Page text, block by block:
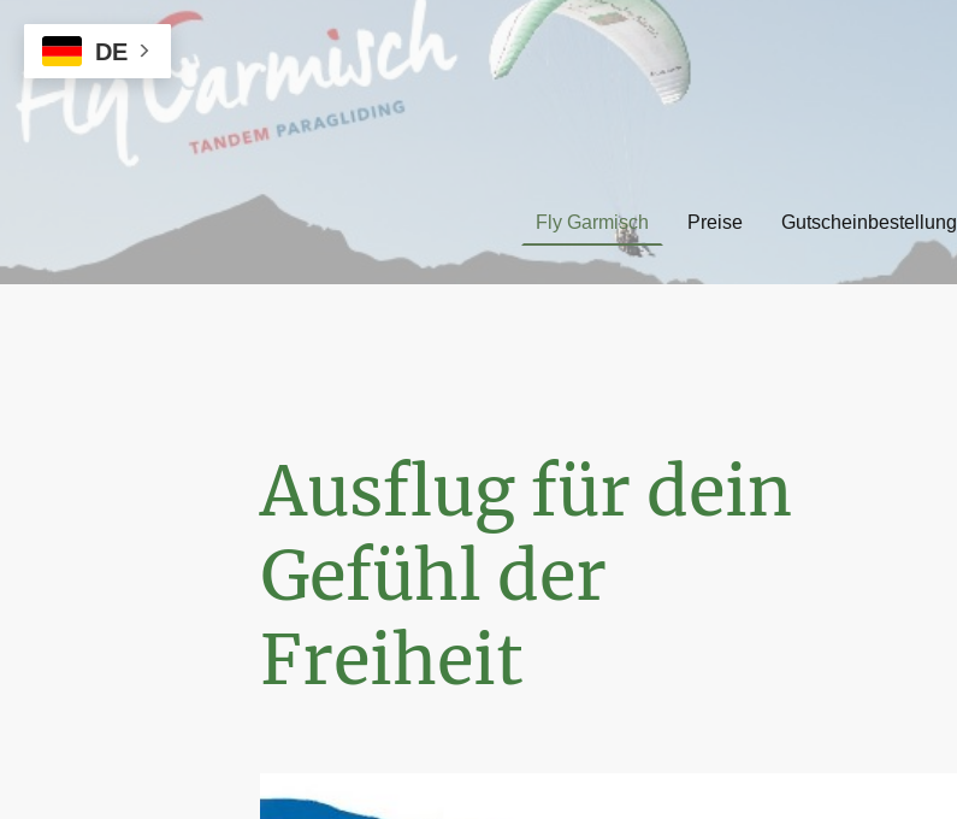
Fly Garmisch Preise Gutscheinbestellung
Ausflug für dein
Gefühl der
Freiheit
DE